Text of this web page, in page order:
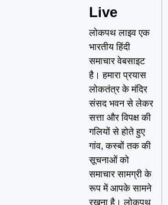
Live
लोकपथ लाइव एक
भारतीय हिंदी
समाचार वेबसाइट
है। हमारा प्रयास
लोकतंत्र के मंदिर
संसद भवन से लेकर
सत्ता और विपक्ष की
गलियों से होते हुए
गांव, कस्बों तक की
सूचनाओं को
समाचार सामग्री के
रूप में आपके सामने
रखना है। लोकपथ